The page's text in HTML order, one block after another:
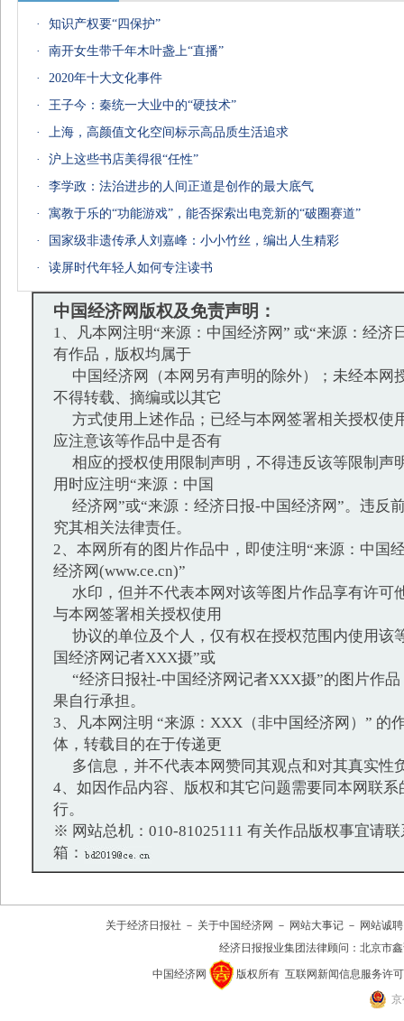
·
知识产权要“四保护”
·
南开女生带千年木叶盏上“直播”
·
2020年十大文化事件
·
王子今：秦统一大业中的“硬技术”
·
上海，高颜值文化空间标示高品质生活追求
·
沪上这些书店美得很“任性”
·
李学政：法治进步的人间正道是创作的最大底气
·
寓教于乐的“功能游戏”，能否探索出电竞新的“破圈赛道”
·
国家级非遗传承人刘嘉峰：小小竹丝，编出人生精彩
·
读屏时代年轻人如何专注读书
中国经济网版权及免责声明：
1、凡本网注明“来源：中国经济网” 或“来源：经济
有作品，版权均属于
中国经济网（本网另有声明的除外）；未经本网
不得转载、摘编或以其它
方式使用上述作品；已经与本网签署相关授权使
应注意该等作品中是否有
相应的授权使用限制声明，不得违反该等限制声
用时应注明“来源：中国
经济网”或“来源：经济日报-中国经济网”。违反
究其相关法律责任。
2、本网所有的图片作品中，即使注明“来源：中国
经济网(www.ce.cn)”
水印，但并不代表本网对该等图片作品享有许可
与本网签署相关授权使用
协议的单位及个人，仅有权在授权范围内使用该
国经济网记者XXX摄”或
“经济日报社-中国经济网记者XXX摄”的图片作品
果自行承担。
3、凡本网注明 “来源：XXX（非中国经济网）” 的
体，转载目的在于传递更
多信息，并不代表本网赞同其观点和对其真实性
4、如因作品内容、版权和其它问题需要同本网联系
行。
※ 网站总机：010-81025111 有关作品版权事宜请联
箱：
关于经济日报社 － 关于中国经济网 － 网站大事记 － 网站诚聘
经济日报报业集团法律顾问： 北京市
中国经济网 版权所有 互联网新闻信息服务许可
京